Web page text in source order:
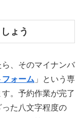
ょう
、そのマイナンバ
ォーム 」という専
。予約作業が完了
た八文字程度の